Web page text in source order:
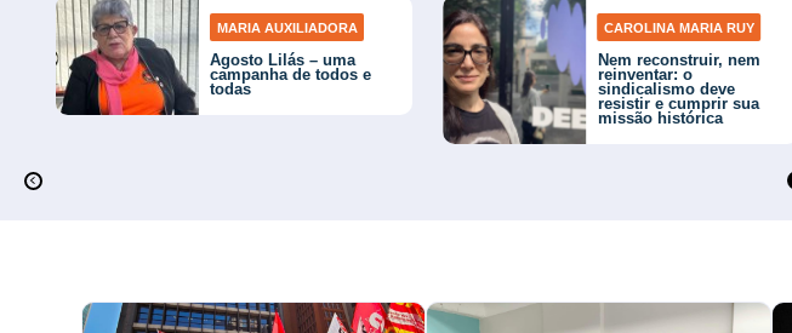
MARIA AUXILIADORA
Agosto Lilás – uma
campanha de todos e
todas
CAROLINA MARIA RUY
Nem reconstruir, nem
reinventar: o
sindicalismo deve
resistir e cumprir sua
missão histórica